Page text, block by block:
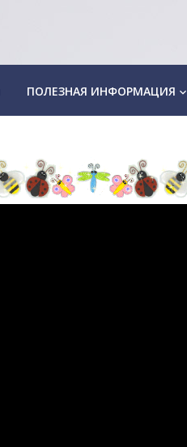
ПОЛЕЗНАЯ ИНФОРМАЦИЯ keyboard_arrow_down